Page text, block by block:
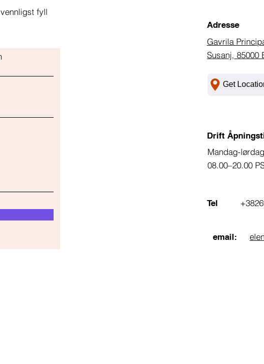
fyll
Adresse
Gavrila
Susanj, 85000
Get
Drift
Mandag-lørdag
08.00–20.00
Tel
email: